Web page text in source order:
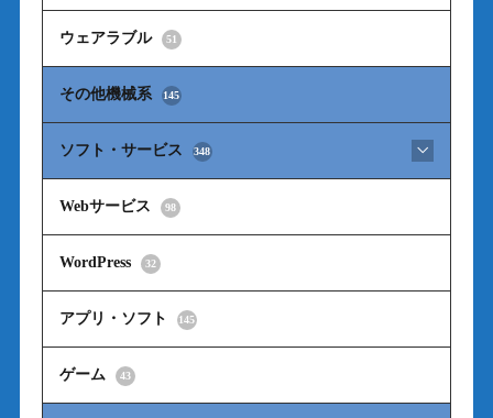
ウェアラブル 51
その他機械系 145
ソフト・サービス 348
Webサービス 98
WordPress 32
アプリ・ソフト 145
ゲーム 43